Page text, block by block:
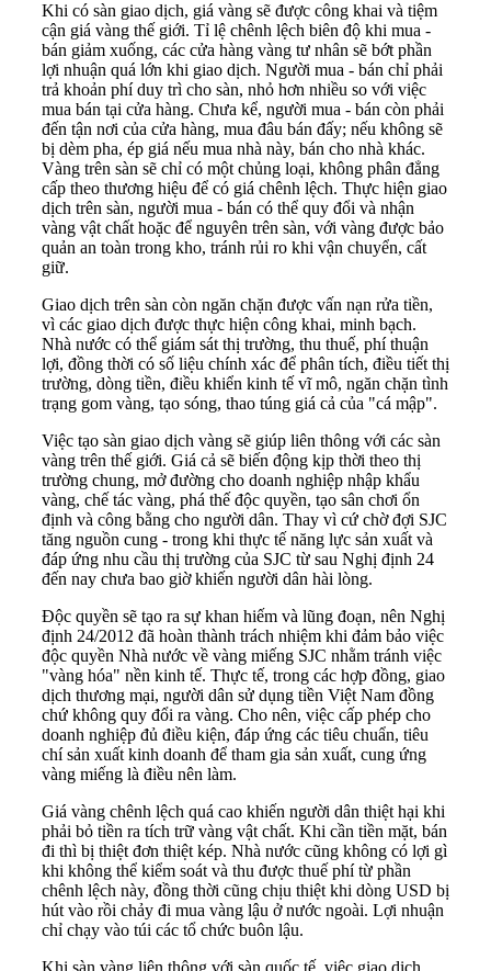
Khi có sàn giao dịch, giá vàng sẽ được công khai và tiệm
cận giá vàng thế giới. Tỉ lệ chênh lệch biên độ khi mua -
bán giảm xuống, các cửa hàng vàng tư nhân sẽ bớt phần
lợi nhuận quá lớn khi giao dịch. Người mua - bán chỉ phải
trả khoản phí duy trì cho sàn, nhỏ hơn nhiều so với việc
mua bán tại cửa hàng. Chưa kể, người mua - bán còn phải
đến tận nơi của cửa hàng, mua đâu bán đấy; nếu không sẽ
bị dèm pha, ép giá nếu mua nhà này, bán cho nhà khác.
Vàng trên sàn sẽ chỉ có một chủng loại, không phân đẳng
cấp theo thương hiệu để có giá chênh lệch. Thực hiện giao
dịch trên sàn, người mua - bán có thể quy đổi và nhận
vàng vật chất hoặc để nguyên trên sàn, với vàng được bảo
quản an toàn trong kho, tránh rủi ro khi vận chuyển, cất
giữ.
Giao dịch trên sàn còn ngăn chặn được vấn nạn rửa tiền,
vì các giao dịch được thực hiện công khai, minh bạch.
Nhà nước có thể giám sát thị trường, thu thuế, phí thuận
lợi, đồng thời có số liệu chính xác để phân tích, điều tiết thị
trường, dòng tiền, điều khiển kinh tế vĩ mô, ngăn chặn tình
trạng gom vàng, tạo sóng, thao túng giá cả của "cá mập".
Việc tạo sàn giao dịch vàng sẽ giúp liên thông với các sàn
vàng trên thế giới. Giá cả sẽ biến động kịp thời theo thị
trường chung, mở đường cho doanh nghiệp nhập khẩu
vàng, chế tác vàng, phá thế độc quyền, tạo sân chơi ổn
định và công bằng cho người dân. Thay vì cứ chờ đợi SJC
tăng nguồn cung - trong khi thực tế năng lực sản xuất và
đáp ứng nhu cầu thị trường của SJC từ sau Nghị định 24
đến nay chưa bao giờ khiến người dân hài lòng.
Độc quyền sẽ tạo ra sự khan hiếm và lũng đoạn, nên Nghị
định 24/2012 đã hoàn thành trách nhiệm khi đảm bảo việc
độc quyền Nhà nước về vàng miếng SJC nhằm tránh việc
"vàng hóa" nền kinh tế. Thực tế, trong các hợp đồng, giao
dịch thương mại, người dân sử dụng tiền Việt Nam đồng
chứ không quy đổi ra vàng. Cho nên, việc cấp phép cho
doanh nghiệp đủ điều kiện, đáp ứng các tiêu chuẩn, tiêu
chí sản xuất kinh doanh để tham gia sản xuất, cung ứng
vàng miếng là điều nên làm.
Giá vàng chênh lệch quá cao khiến người dân thiệt hại khi
phải bỏ tiền ra tích trữ vàng vật chất. Khi cần tiền mặt, bán
đi thì bị thiệt đơn thiệt kép. Nhà nước cũng không có lợi gì
khi không thể kiểm soát và thu được thuế phí từ phần
chênh lệch này, đồng thời cũng chịu thiệt khi dòng USD bị
hút vào rồi chảy đi mua vàng lậu ở nước ngoài. Lợi nhuận
chỉ chạy vào túi các tổ chức buôn lậu.